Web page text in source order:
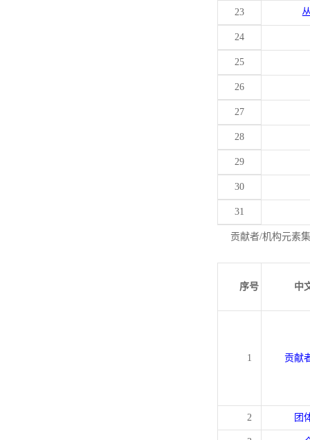
23
24
25
26
27
28
29
30
31
贡献者/机构元素
序号 中
1 贡献
2 团